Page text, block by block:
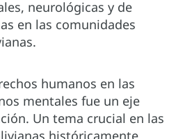
neurológicas y de
en las comunidades
humanos en las
mentales fue un eje
Un tema crucial en las